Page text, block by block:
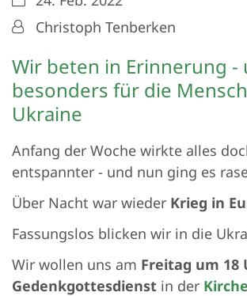
Von:Christoph Tenberken
Wir beten in Erinnerung -
besonders für die
Ukraine
Anfang der Woche wirkte alles
entspannter - und nun ging es
Über Nacht war wieder Krieg in
Fassungslos blicken wir in die
Wir wollen uns am Freitag um 18
Gedenkgottesdienst in der